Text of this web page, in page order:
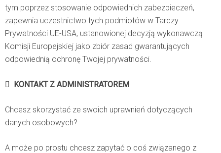
tym poprzez stosowanie odpowiednich zabezpieczeń,
zapewnia uczestnictwo tych podmiotów w Tarczy
Prywatności UE-USA, ustanowionej decyzją wykonawczą
Komisji Europejskiej jako zbiór zasad gwarantujących
odpowiednią ochronę Twojej prywatności.
 KONTAKT Z ADMINISTRATOREM
Chcesz skorzystać ze swoich uprawnień dotyczących
danych osobowych?
A może po prostu chcesz zapytać o coś związanego z